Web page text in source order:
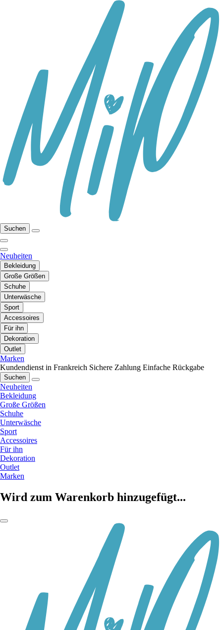
Suchen
Neuheiten
Bekleidung
Große Größen
Schuhe
Unterwäsche
Sport
Accessoires
Für ihn
Dekoration
Outlet
Marken
Kundendienst in Frankreich Sichere Zahlung Einfache Rückgabe
Suchen
Neuheiten
Bekleidung
Große Größen
Schuhe
Unterwäsche
Sport
Accessoires
Für ihn
Dekoration
Outlet
Marken
Wird zum Warenkorb hinzugefügt...